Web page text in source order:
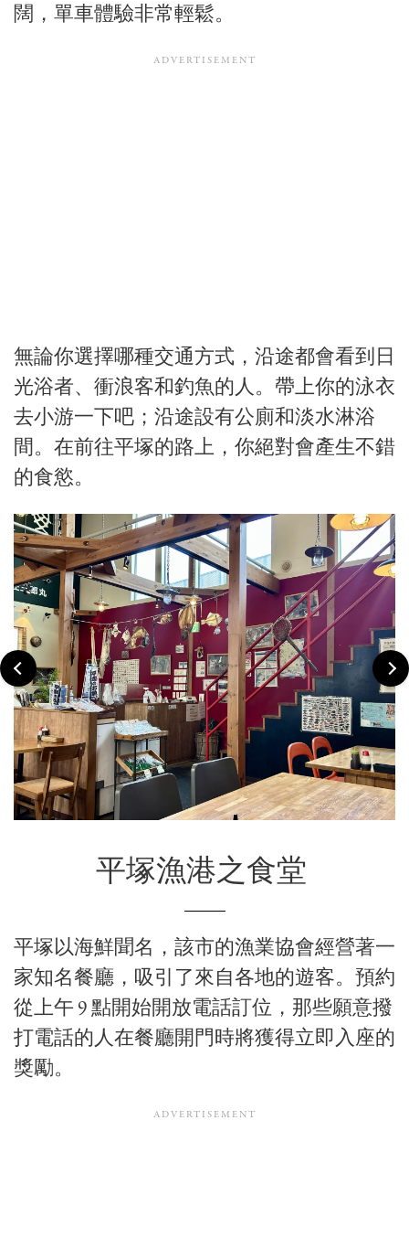
闊，單車體驗非常輕鬆。
無論你選擇哪種交通方式，沿途都會看到日
光浴者、衝浪客和釣魚的人。帶上你的泳衣
去小游一下吧；沿途設有公廁和淡水淋浴
間。在前往平塚的路上，你絕對會產生不錯
的食慾。
平塚漁港之食堂
平塚以海鮮聞名，該市的漁業協會經營著一
家知名餐廳，吸引了來自各地的遊客。預約
從上午 9 點開始開放電話訂位，那些願意撥
打電話的人在餐廳開門時將獲得立即入座的
獎勵。